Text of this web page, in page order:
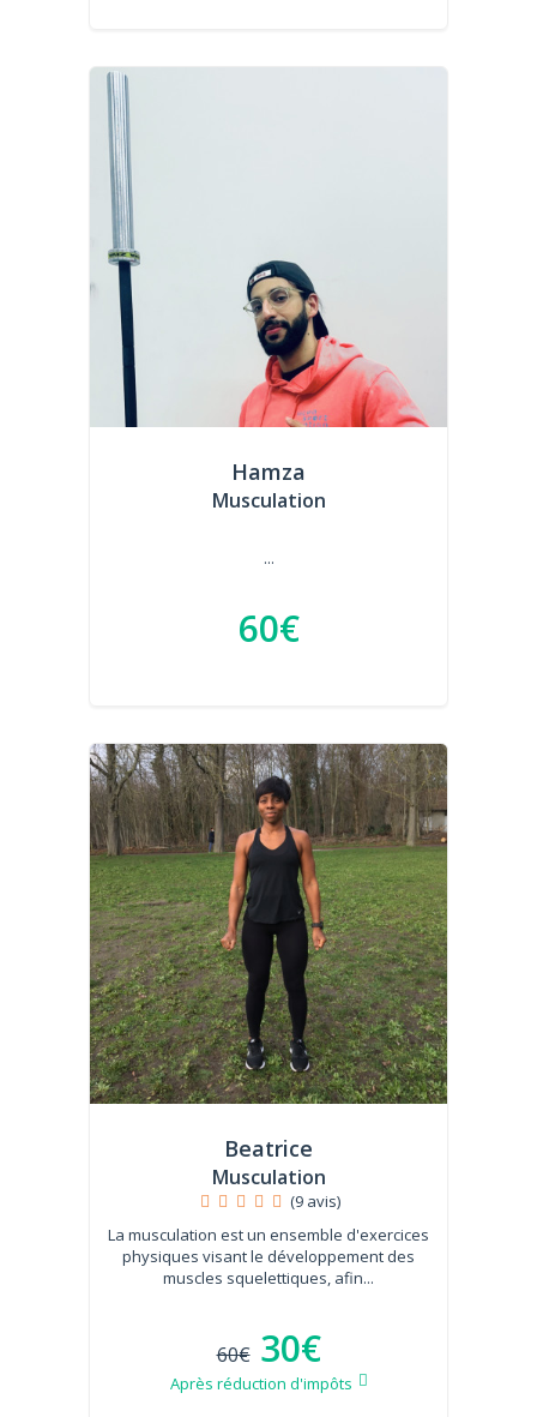
Hamza
Musculation
...
60€
Beatrice
Musculation
(9 avis)
La musculation est un ensemble d'exercices
physiques visant le développement des
muscles squelettiques, afin...
60€ 30€
Après réduction d'impôts